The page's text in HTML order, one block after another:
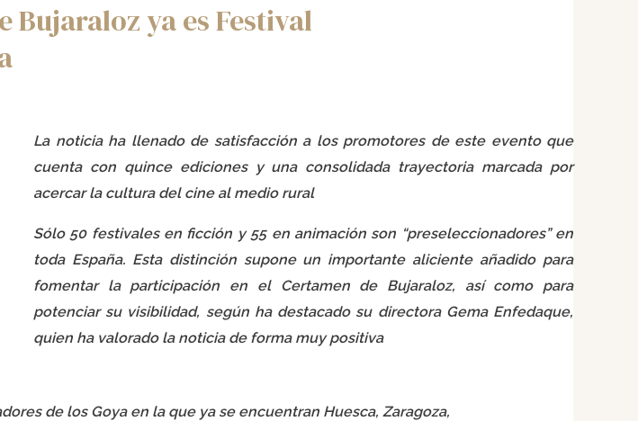
Bujaraloz ya es Festival
La noticia ha llenado de satisfacción a los promotores de este evento que
cuenta con quince ediciones y una consolidada trayectoria marcada por
acercar la cultura del cine al medio rural
Sólo 50 festivales en ficción y 55 en animación son “preseleccionadores” en
toda España. Esta distinción supone un importante aliciente añadido para
fomentar la participación en el Certamen de Bujaraloz, así como para
potenciar su visibilidad, según ha destacado su directora Gema Enfedaque,
quien ha valorado la noticia de forma muy positiva
de los Goya en la que ya se encuentran Huesca, Zaragoza,